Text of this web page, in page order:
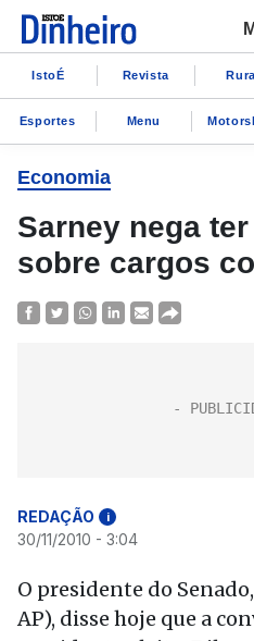
IstoÉ Revista
Esportes Menu
Economia
Sarney nega
sobre cargos
REDAÇÃO i
30/11/2010 - 3:04
O presidente do
AP), disse hoje que a